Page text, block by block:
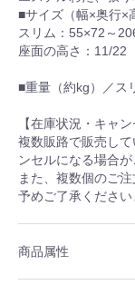
■サイズ（幅×奥行×
スリム：55×72～
座面の高さ：11/22
■重量（約kg）／ス
【在庫状況・キャ
複数販路で販売し
ンセルになる場合が
また、複数個のご
予めご了承ください
商品属性